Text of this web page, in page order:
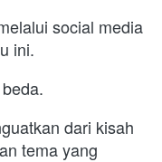
social media
ini.
dari kisah
tema yang